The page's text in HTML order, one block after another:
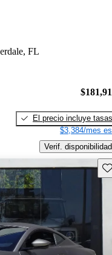
FL
El precio incluye tasas
$3,384/mes
Verif. disponibilidad